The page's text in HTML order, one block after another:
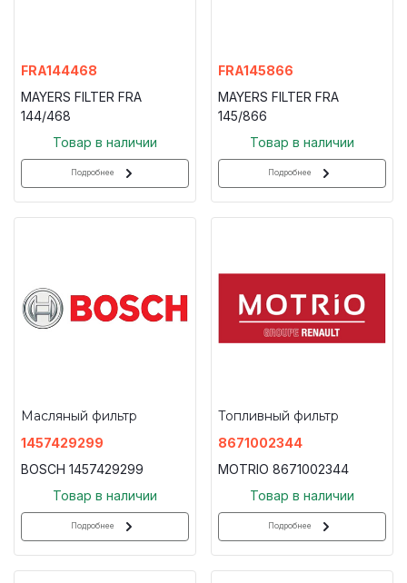
FRA144468
MAYERS FILTER FRA
144/468
Товар в наличии
Подробнее
FRA145866
MAYERS FILTER FRA
145/866
Товар в наличии
Подробнее
Масляный фильтр
1457429299
BOSCH 1457429299
Товар в наличии
Подробнее
Топливный фильтр
8671002344
MOTRIO 8671002344
Товар в наличии
Подробнее